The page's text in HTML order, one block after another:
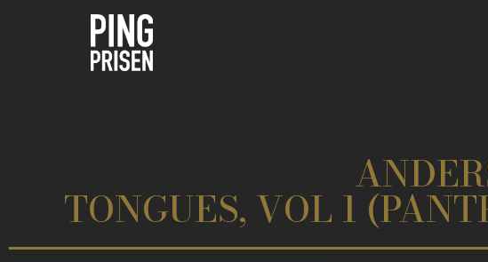
TONGUES, VOL 1